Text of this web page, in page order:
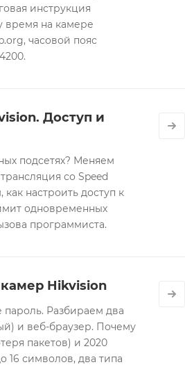
инструкция
время на камере
часовой пояс
Доступ и
подсетях? Меняем
со Speed
настроить доступ к
одновременных
программиста.
Hikvision
пароль. Разбираем два
и веб-браузер. Почему
пакетов) и 2020
16 символов, два типа